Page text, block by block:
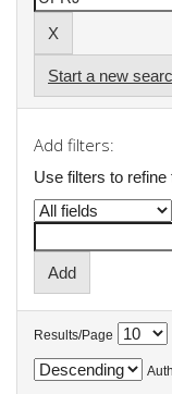
Start a new
Add filters:
Use filters to
Results/Page